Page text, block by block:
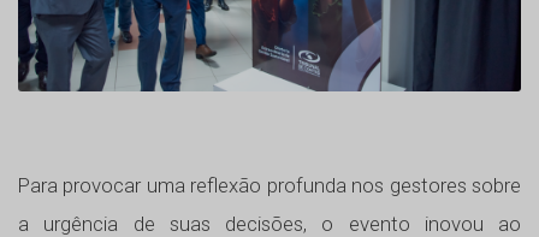
Para provocar uma reflexão profunda nos gestores sobre
a urgência de suas decisões, o evento inovou ao